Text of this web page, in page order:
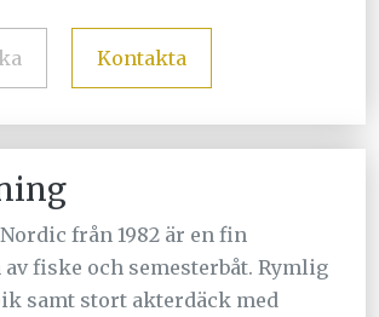
Kontakta
från 1982 är en fin
fiske och semesterbåt.Rymlig
samt stort akterdäck med